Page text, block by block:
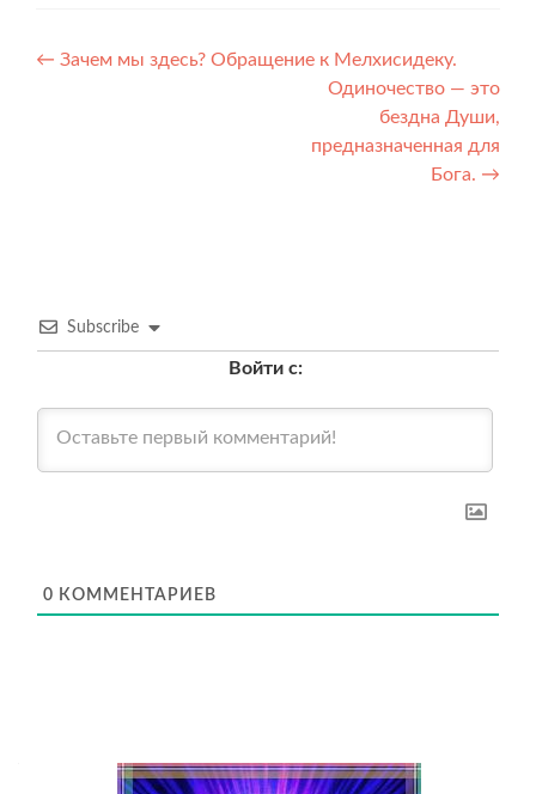
Навигация
← Зачем мы здесь? Обращение к Мелхисидеку.
Одиночество — это
бездна Души,
предназначенная для
Бога. →
Subscribe
Войти с:
0 КОММЕНТАРИЕВ